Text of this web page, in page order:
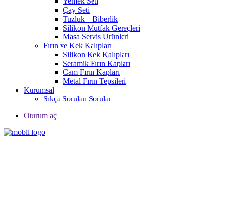
Çay Seti
Tuzluk – Biberlik
Silikon Mutfak Gereçleri
Masa Servis Ürünleri
Fırın ve Kek Kalıpları
Silikon Kek Kalıpları
Seramik Fırın Kapları
Cam Fırın Kapları
Metal Fırın Tepsileri
Kurumsal
Sıkça Sorulan Sorular
Oturum aç